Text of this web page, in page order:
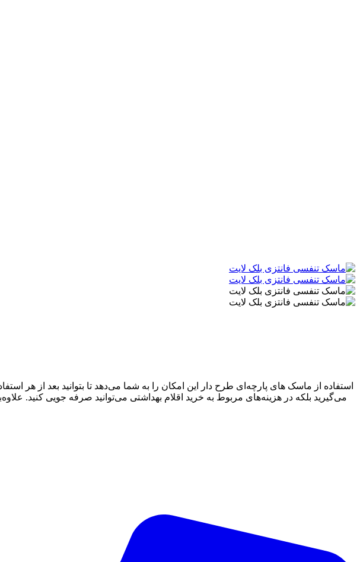
استفاده از ماسک های پارچه‌ای طرح دار این امکان را به شما می‌دهد تا بتوانید بعد از هر
می‌گیرید بلکه در هزینه‌های مربوط به خرید اقلام بهداشتی می‌توانید صرفه جویی کنید.